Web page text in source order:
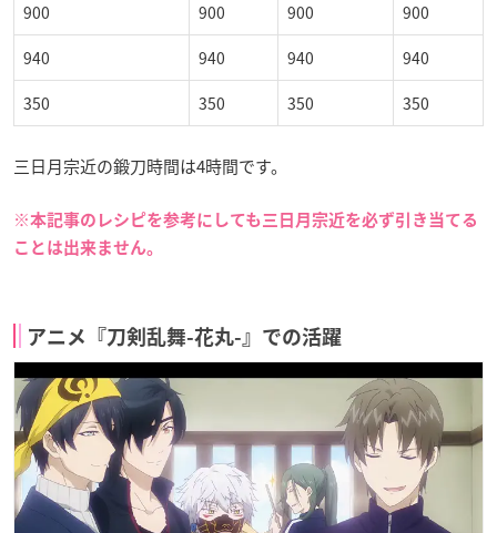
900 900 900 900
940 940 940 940
350 350 350 350
三日月宗近の鍛刀時間は4時間です。
※本記事のレシピを参考にしても三日月宗近を必ず引き当てる
ことは出来ません。
アニメ『刀剣乱舞-花丸-』での活躍